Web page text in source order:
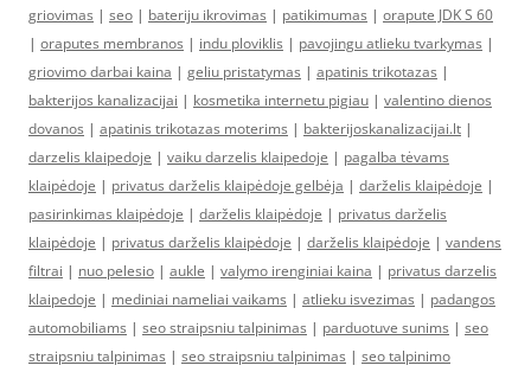
griovimas | seo | bateriju ikrovimas | patikimumas | orapute JDK S 60
| oraputes membranos | indu ploviklis | pavojingu atlieku tvarkymas |
griovimo darbai kaina | geliu pristatymas | apatinis trikotazas |
bakterijos kanalizacijai | kosmetika internetu pigiau | valentino dienos
dovanos | apatinis trikotazas moterims | bakterijoskanalizacijai.lt |
darzelis klaipedoje | vaiku darzelis klaipedoje | pagalba tėvams
klaipėdoje | privatus darželis klaipėdoje gelbėja | darželis klaipėdoje |
pasirinkimas klaipėdoje | darželis klaipėdoje | privatus darželis
klaipėdoje | privatus darželis klaipėdoje | darželis klaipėdoje | vandens
filtrai | nuo pelesio | aukle | valymo irenginiai kaina | privatus darzelis
klaipedoje | mediniai nameliai vaikams | atlieku isvezimas | padangos
automobiliams | seo straipsniu talpinimas | parduotuve sunims | seo
straipsniu talpinimas | seo straipsniu talpinimas | seo talpinimo